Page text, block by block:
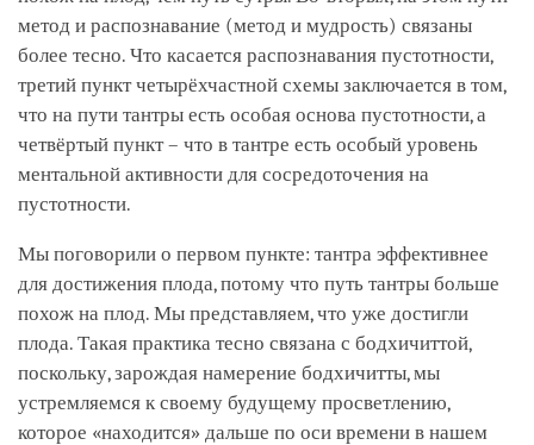
метод и распознавание (метод и мудрость) связаны
более тесно. Что касается распознавания пустотности,
третий пункт четырёхчастной схемы заключается в том,
что на пути тантры есть особая основа пустотности, а
четвёртый пункт – что в тантре есть особый уровень
ментальной активности для сосредоточения на
пустотности.
Мы поговорили о первом пункте: тантра эффективнее
для достижения плода, потому что путь тантры больше
похож на плод. Мы представляем, что уже достигли
плода. Такая практика тесно связана с бодхичиттой,
поскольку, зарождая намерение бодхичитты, мы
устремляемся к своему будущему просветлению,
которое «находится» дальше по оси времени в нашем